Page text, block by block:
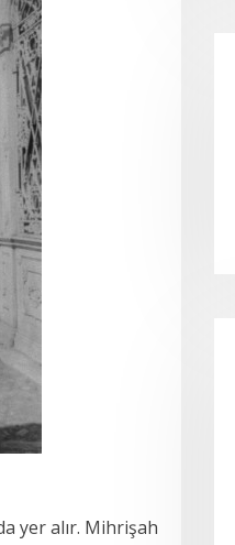
yer alır. Mihrişah